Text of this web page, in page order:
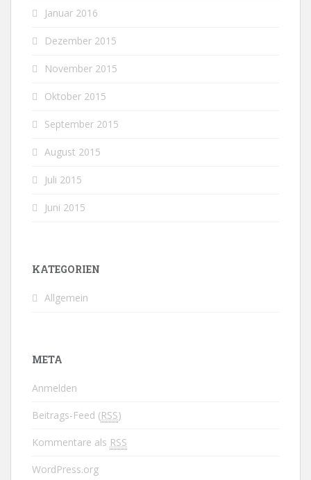
Januar 2016
Dezember 2015
November 2015
Oktober 2015
September 2015
August 2015
Juli 2015
Juni 2015
KATEGORIEN
Allgemein
META
Anmelden
Beitrags-Feed (RSS)
Kommentare als RSS
WordPress.org